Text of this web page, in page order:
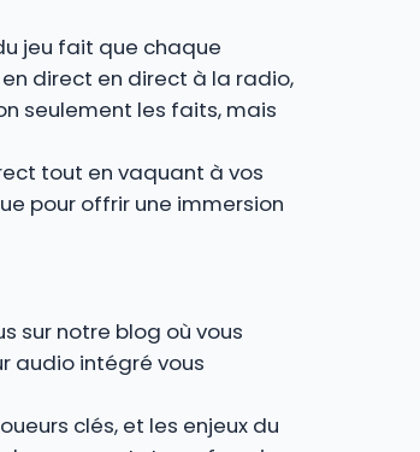
jeu fait que chaque
direct en direct à la radio,
seulement les faits, mais
tout en vaquant à vos
pour offrir une immersion
sur notre blog où vous
audio intégré vous
clés, et les enjeux du